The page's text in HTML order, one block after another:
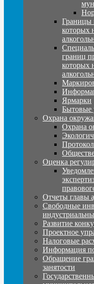
Границы
которых
границ
которых
Ярмарки
Бытовые
Охрана
Охрана
Оценка
Отчеты главы
Свободные
Развитие
Проектное
Налоговые
Информация
Обращение
занятости